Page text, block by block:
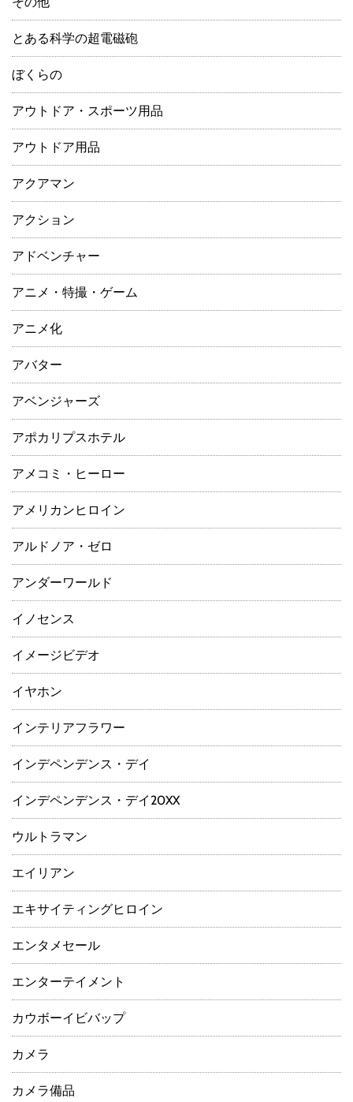
とある科学の超電磁砲
ぼくらの
アウトドア・スポーツ用品
アウトドア用品
アクアマン
アクション
アドベンチャー
アニメ・特撮・ゲーム
アニメ化
アバター
アベンジャーズ
アポカリプスホテル
アメコミ・ヒーロー
アメリカンヒロイン
アルドノア・ゼロ
アンダーワールド
イノセンス
イメージビデオ
イヤホン
インテリアフラワー
インデペンデンス・デイ
インデペンデンス・デイ20XX
ウルトラマン
エイリアン
エキサイティングヒロイン
エンタメセール
エンターテイメント
カウボーイビバップ
カメラ
カメラ備品